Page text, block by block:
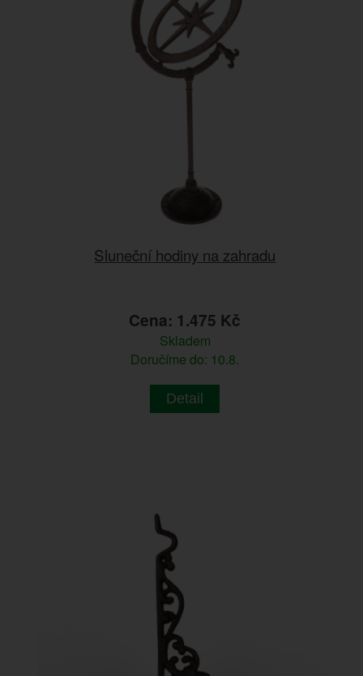
Sluneční hodiny na zahradu
Cena: 1.475 Kč
Skladem
Doručíme do: 10.8.
Detail